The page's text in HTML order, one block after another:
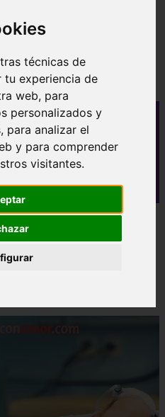
técnicas de
tu experiencia de
web, para
personalizados y
para analizar el
y para comprender
visitantes.
días para novio que le
y Camisetas de
Definitiva